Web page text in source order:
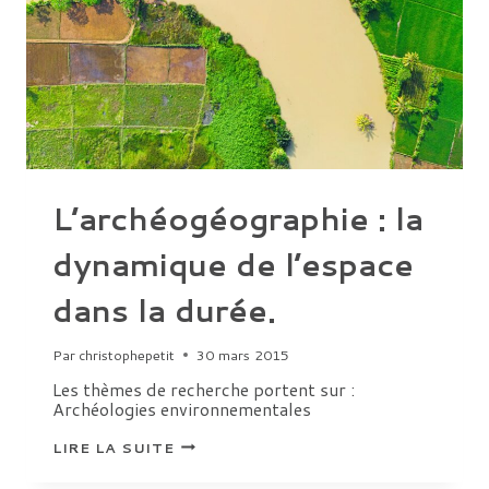
L’archéogéographie : la
dynamique de l’espace
dans la durée.
Par christophepetit 30 mars 2015
Les thèmes de recherche portent sur :
Archéologies environnementales
LIRE LA SUITEL’ARCHÉOGÉOGRAPHIE
: